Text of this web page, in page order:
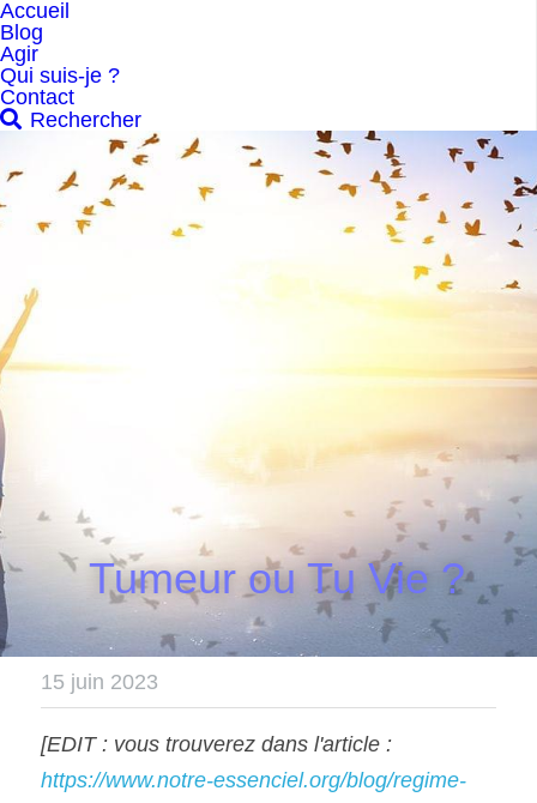
Accueil
Blog
Agir
Qui suis-je ?
Contact
Rechercher
    Tumeur ou Tu Vie ?
15 juin 2023
https://www.notre-essenciel.org/blog/regime-